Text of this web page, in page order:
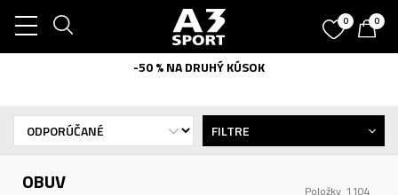
0 0
-50 % NA DRUHÝ KÚSOK
OBUV 1104
Položky
FILTRE